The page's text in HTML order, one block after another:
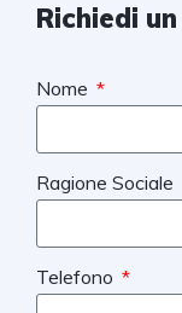
Richiedi
Nome
Ragione Sociale
Telefono